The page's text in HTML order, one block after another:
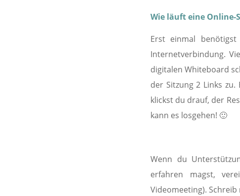
Wie läuft eine Online-
Erst einmal
Internetverbindung.
digitalen Whiteboard
der Sitzung 2 Links
klickst du drauf, der
kann es losgehen! 🙂
Wenn du
erfahren magst,
Videomeeting).